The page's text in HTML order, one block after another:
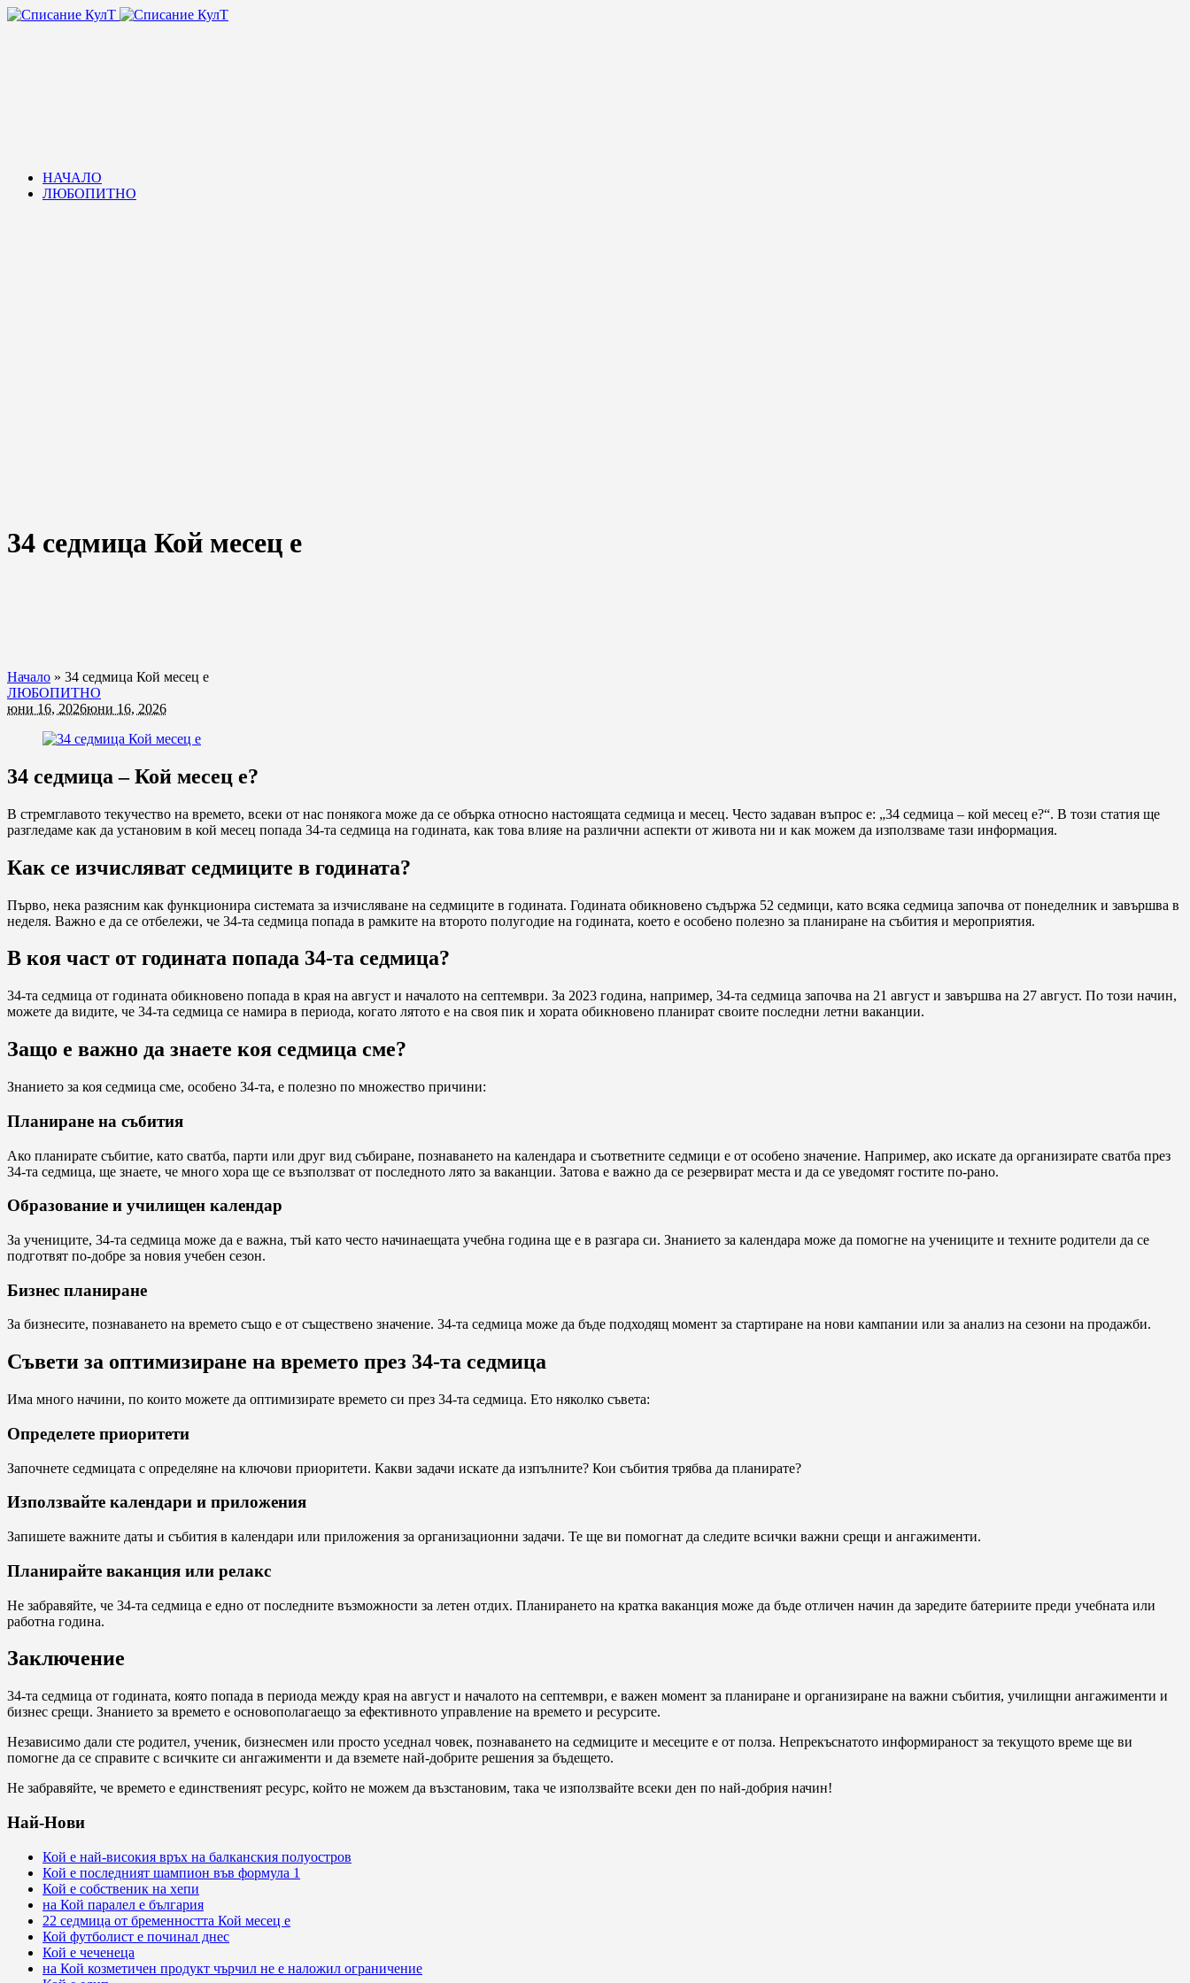
НАЧАЛО
ЛЮБОПИТНО
34 седмица Кой месец е
Начало » 34 седмица Кой месец е
ЛЮБОПИТНО
юни 16, 2026юни 16, 2026
34 седмица – Кой месец е?
В стремглавото текучество на времето, всеки от нас понякога може да се обърка относно настоящата седмица и месец. Често задаван въпрос е: „34 седмица – кой месец е?“. В този статия ще
разгледаме как да установим в кой месец попада 34-та седмица на годината, как това влияе на различни аспекти от живота ни и как можем да използваме тази информация.
Как се изчисляват седмиците в годината?
Първо, нека разясним как функционира системата за изчисляване на седмиците в годината. Годината обикновено съдържа 52 седмици, като всяка седмица започва от понеделник и завършва в
неделя. Важно е да се отбележи, че 34-та седмица попада в рамките на второто полугодие на годината, което е особено полезно за планиране на събития и мероприятия.
В коя част от годината попада 34-та седмица?
34-та седмица от годината обикновено попада в края на август и началото на септември. За 2023 година, например, 34-та седмица започва на 21 август и завършва на 27 август. По този начин,
можете да видите, че 34-та седмица се намира в периода, когато лятото е на своя пик и хората обикновено планират своите последни летни ваканции.
Защо е важно да знаете коя седмица сме?
Знанието за коя седмица сме, особено 34-та, е полезно по множество причини:
Планиране на събития
Ако планирате събитие, като сватба, парти или друг вид събиране, познаването на календара и съответните седмици е от особено значение. Например, ако искате да организирате сватба през
34-та седмица, ще знаете, че много хора ще се възползват от последното лято за ваканции. Затова е важно да се резервират места и да се уведомят гостите по-рано.
Образование и училищен календар
За учениците, 34-та седмица може да е важна, тъй като често начинаещата учебна година ще е в разгара си. Знанието за календара може да помогне на учениците и техните родители да се
подготвят по-добре за новия учебен сезон.
Бизнес планиране
За бизнесите, познаването на времето също е от съществено значение. 34-та седмица може да бъде подходящ момент за стартиране на нови кампании или за анализ на сезони на продажби.
Съвети за оптимизиране на времето през 34-та седмица
Има много начини, по които можете да оптимизирате времето си през 34-та седмица. Ето няколко съвета:
Определете приоритети
Започнете седмицата с определяне на ключови приоритети. Какви задачи искате да изпълните? Кои събития трябва да планирате?
Използвайте календари и приложения
Запишете важните даты и събития в календари или приложения за организационни задачи. Те ще ви помогнат да следите всички важни срещи и ангажименти.
Планирайте ваканция или релакс
Не забравяйте, че 34-та седмица е едно от последните възможности за летен отдих. Планирането на кратка ваканция може да бъде отличен начин да заредите батериите преди учебната или
работна година.
Заключение
34-та седмица от годината, която попада в периода между края на август и началото на септември, е важен момент за планиране и организиране на важни събития, училищни ангажименти и
бизнес срещи. Знанието за времето е основополагаещо за ефективното управление на времето и ресурсите.
Независимо дали сте родител, ученик, бизнесмен или просто уседнал човек, познаването на седмиците и месеците е от полза. Непрекъснатото информираност за текущото време ще ви
помогне да се справите с всичките си ангажименти и да вземете най-добрите решения за бъдещето.
Не забравяйте, че времето е единственият ресурс, който не можем да възстановим, така че използвайте всеки ден по най-добрия начин!
Най-Нови
Кой е най-високия връх на балканския полуостров
Кой е последният шампион във формула 1
Кой е собственик на хепи
на Кой паралел е българия
22 седмица от бременността Кой месец е
Кой футболист е починал днес
Кой е чеченеца
на Кой козметичен продукт чърчил не е наложил ограничение